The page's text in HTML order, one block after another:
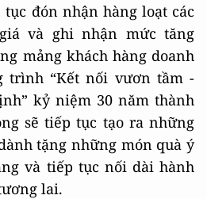
đón nhận hàng loạt các
và ghi nhận mức tăng
mảng khách hàng doanh
trình “Kết nối vươn tầm -
kỷ niệm 30 năm thành
sẽ tiếp tục tạo ra những
tặng những món quà ý
và tiếp tục nối dài hành
lai.